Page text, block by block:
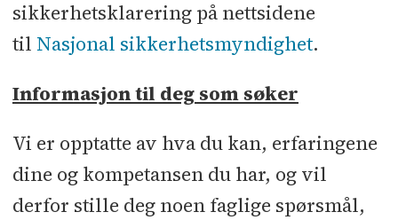
sikkerhetsklarering på nettsidene
til Nasjonal sikkerhetsmyndighet.
Informasjon til deg som søker
Vi er opptatte av hva du kan, erfaringene
dine og kompetansen du har, og vil
derfor stille deg noen faglige spørsmål,